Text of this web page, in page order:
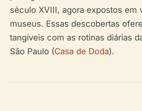
século XVIII, agora expostos em
museus. Essas descobertas
tangíveis com as rotinas diárias
São Paulo (Casa de Doda).